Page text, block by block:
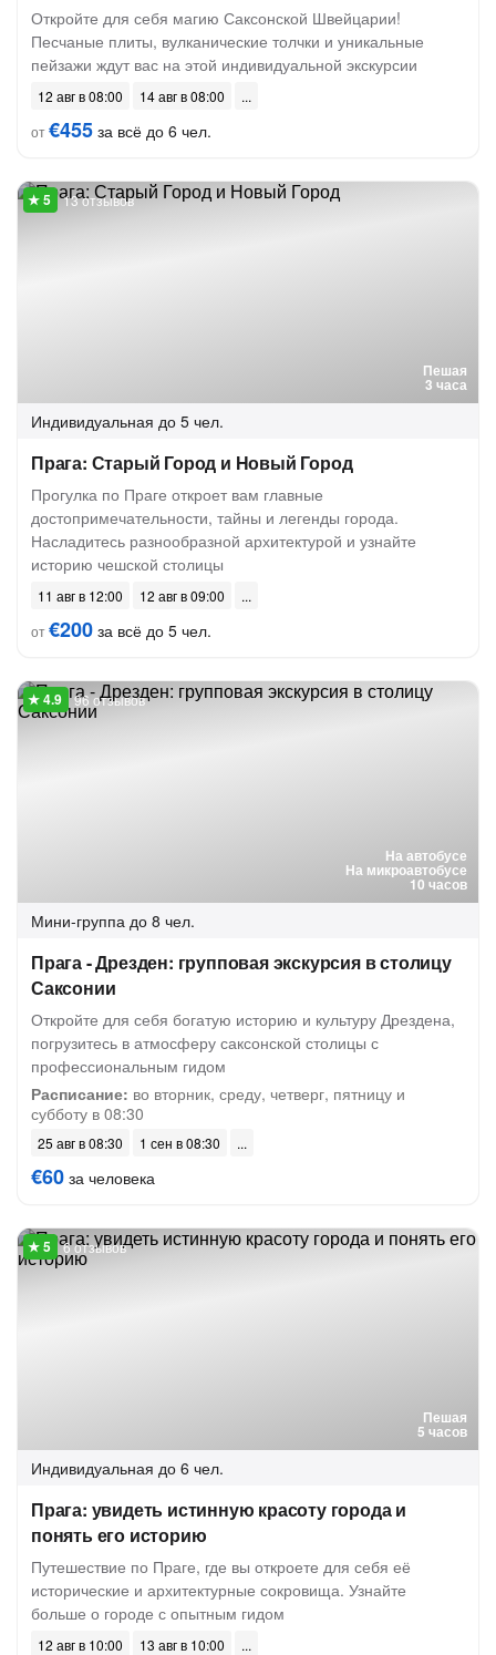
Откройте для себя магию Саксонской Швейцарии!
Песчаные плиты, вулканические толчки и уникальные
пейзажи ждут вас на этой индивидуальной экскурсии
12 авг в 08:00
14 авг в 08:00
от€455 за всё до 6 чел.
Пешая
3 часа
13 отзывов
Индивидуальная до 5 чел.
Прага: Старый Город и Новый Город
Прогулка по Праге откроет вам главные
достопримечательности, тайны и легенды города.
Насладитесь разнообразной архитектурой и узнайте
историю чешской столицы
11 авг в 12:00
12 авг в 09:00
от€200 за всё до 5 чел.
На автобусе
На микроавтобусе
10 часов
96 отзывов
Мини-группа до 8 чел.
Прага - Дрезден: групповая экскурсия в столицу
Саксонии
Откройте для себя богатую историю и культуру Дрездена,
погрузитесь в атмосферу саксонской столицы с
профессиональным гидом
Расписание: во вторник, среду, четверг, пятницу и
субботу в 08:30
25 авг в 08:30 1 сен в 08:30
€60 за человека
Пешая
5 часов
6 отзывов
Индивидуальная до 6 чел.
Прага: увидеть истинную красоту города и
понять его историю
Путешествие по Праге, где вы откроете для себя её
исторические и архитектурные сокровища. Узнайте
больше о городе с опытным гидом
12 авг в 10:00
13 авг в 10:00